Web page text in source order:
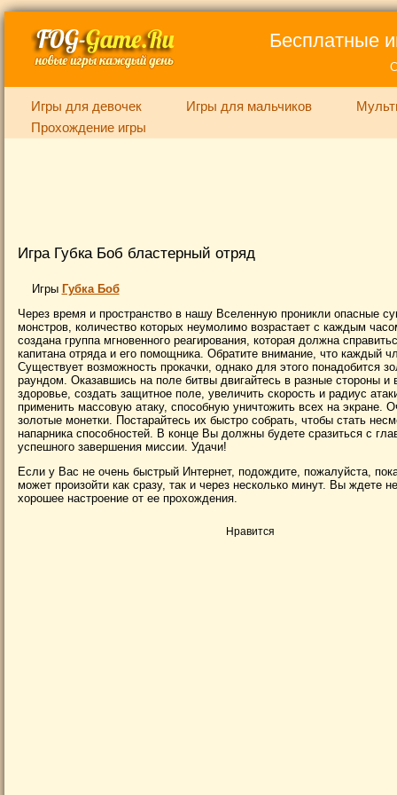
Бесплатные
Игры для девочек Игры для мальчиков
Прохождение игры
Игра Губка Боб бластерный отряд
Игры Губка Боб
Через время и пространство в нашу Вселенную проникли опасные
монстров, количество которых неумолимо возрастает с каждым
создана группа мгновенного реагирования, которая должна
капитана отряда и его помощника. Обратите внимание, что каждый
Существует возможность прокачки, однако для этого понадобится
раундом. Оказавшись на поле битвы двигайтесь в разные стороны
здоровье, создать защитное поле, увеличить скорость и радиус
применить массовую атаку, способную уничтожить всех на экране.
золотые монетки. Постарайтесь их быстро собрать, чтобы стать
напарника способностей. В конце Вы должны будете сразиться с
успешного завершения миссии. Удачи!
Если у Вас не очень быстрый Интернет, подождите, пожалуйста,
может произойти как сразу, так и через несколько минут. Вы ждете
хорошее настроение от ее прохождения.
Нравится